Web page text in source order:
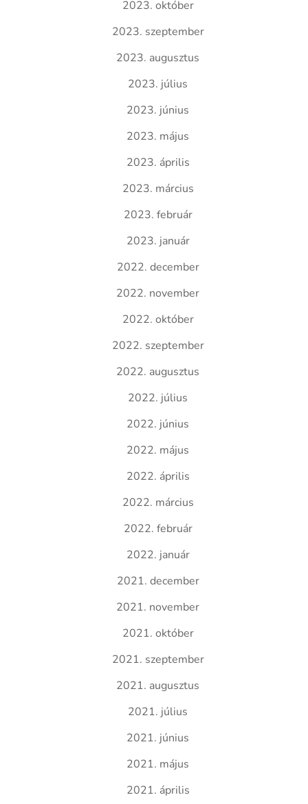
2023. október
2023. szeptember
2023. augusztus
2023. július
2023. június
2023. május
2023. április
2023. március
2023. február
2023. január
2022. december
2022. november
2022. október
2022. szeptember
2022. augusztus
2022. július
2022. június
2022. május
2022. április
2022. március
2022. február
2022. január
2021. december
2021. november
2021. október
2021. szeptember
2021. augusztus
2021. július
2021. június
2021. május
2021. április